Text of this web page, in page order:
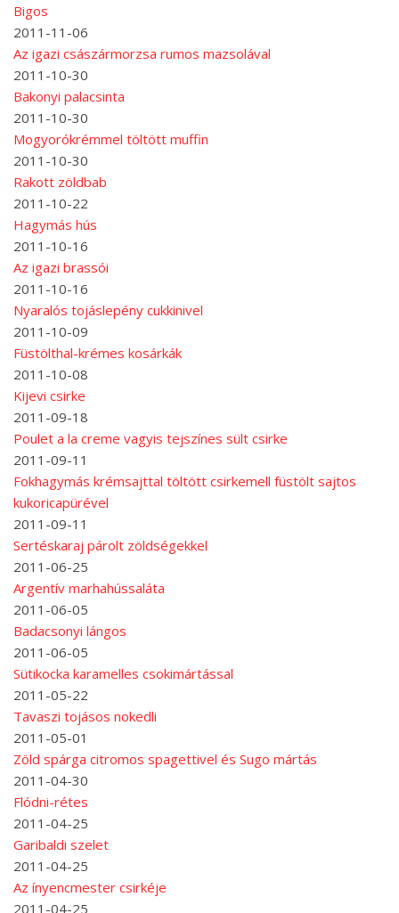
Bigos
2011-11-06
Az igazi császármorzsa rumos mazsolával
2011-10-30
Bakonyi palacsinta
2011-10-30
Mogyorókrémmel töltött muffin
2011-10-30
Rakott zöldbab
2011-10-22
Hagymás hús
2011-10-16
Az igazi brassói
2011-10-16
Nyaralós tojáslepény cukkinivel
2011-10-09
Füstölthal-krémes kosárkák
2011-10-08
Kijevi csirke
2011-09-18
Poulet a la creme vagyis tejszínes sült csirke
2011-09-11
Fokhagymás krémsajttal töltött csirkemell füstölt sajtos
kukoricapürével
2011-09-11
Sertéskaraj párolt zöldségekkel
2011-06-25
Argentív marhahússaláta
2011-06-05
Badacsonyi lángos
2011-06-05
Sütikocka karamelles csokimártással
2011-05-22
Tavaszi tojásos nokedli
2011-05-01
Zöld spárga citromos spagettivel és Sugo mártás
2011-04-30
Flódni-rétes
2011-04-25
Garibaldi szelet
2011-04-25
Az ínyencmester csirkéje
2011-04-25